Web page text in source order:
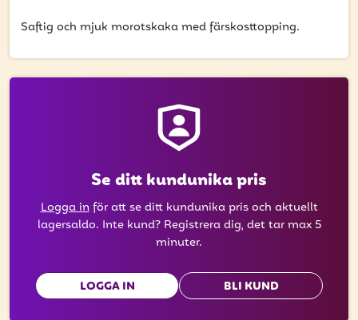
Ange din e-postadress nedan för att ta del av våra nyheter
PRENUMERERA
Saftig och mjuk morotskaka med färskosttopping.
Se ditt kundunika pris
Logga inför att se ditt kundunika pris och aktuellt
lagersaldo. Inte kund? Registrera dig, det tar max 5
minuter.
LOGGA IN BLI KUND